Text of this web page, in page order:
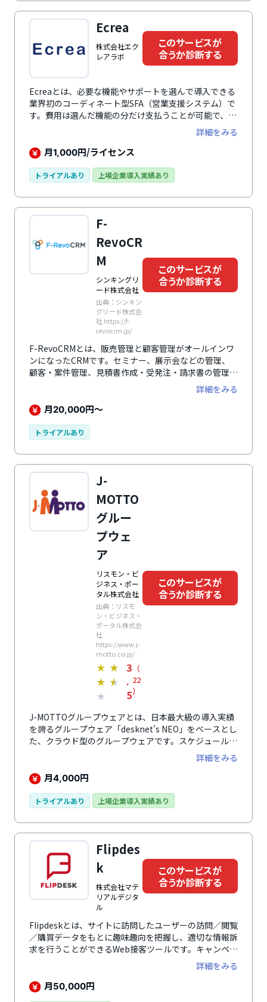
ダー、Googleマップ、Webフォームなど、ビジネスに
欠かせないツールとの連携も可能。日々の業務負担の削
Ecrea
株式会社エク
レアラボ
このサービスが
合うか診断する
Ecreaとは、必要な機能やサポートを選んで導入できる
業界初のコーディネート型SFA（営業支援システム）で
す。費用は選んだ機能の分だけ支払うことが可能で、顧
客管理、案件管理、商談管理、クレーム管理、メール配
信など、自社に必要な機能だけを選んで導入できます。
操作はかなりシンプルで、初めてSFAを導入する企業に
援機関に認定されており、SFA業界に10年以上の経験を
ビスの提案を受けられます。
詳細をみる
月1,000円/ライセンス
トライアルあり 上場企業導入実績あり
F-
RevoCR
M
シンキングリ
ード株式会社
出典：シンキン
グリード株式会
社 https://f-
revocrm.jp/
このサービスが
合うか診断する
F-RevoCRMとは、販売管理と顧客管理がオールインワ
ンになったCRMです。セミナー、展示会などの管理、
顧客・案件管理、見積書作成・受発注・請求書の管理な
ど販売管理と顧客対応の各プロセスで必要な機能を網羅
しています。販売管理、マーケティング、営業支援、共
通機能、保守サポート・プロジェクト管理機能も搭載し
高さも大きな魅力です。
詳細をみる
月20,000円～
トライアルあり
J-
MOTTO
グルー
プウェ
ア
リスモン・ビ
ジネス・ポー
タル株式会社
出典：リスモ
ン・ビジネス・
ポータル株式会
社
https://www.j-
motto.co.jp/
★ ★
★ ★
★
3
.
5
（
22
）
このサービスが
合うか診断する
J-MOTTOグループウェアとは、日本最大級の導入実績
を誇るグループウェア「desknet’s NEO」をベースとし
た、クラウド型のグループウェアです。スケジュール管
理、情報発信、ワークフローなど組織運営に必要な各種
ツールをリーズナブルな価格で提供しています。パソコ
ンが苦手な方でも直感的に操作できる、使いやすさ・見
すべてスマートフォンに対応しているので、社外でも仕
ル・チャット・無料セミナーなど、経験豊富な専門スタ
ッフによるサポート体制も充実しているため、専門知識
がなくても安心して利用できます。
詳細をみる
月4,000円
トライアルあり 上場企業導入実績あり
Flipdes
k
株式会社マテ
リアルデジタ
ル
このサービスが
合うか診断する
Flipdeskとは、サイトに訪問したユーザーの訪問／閲覧
／購買データをもとに趣味趣向を把握し、適切な情報訴
求を行うことができるWeb接客ツールです。キャンペー
ン告知やクーポン発行、チャットサポートなどにより、
一人ひとりの状況に合った最適な接客を実現し、顧客体
験（CX）を向上。購買率の向上やサイト内回遊・会員
詳細をみる
月50,000円